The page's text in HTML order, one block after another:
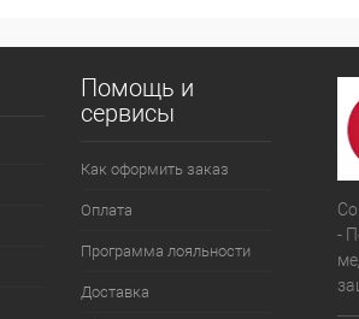
Помощь и
сервисы
Как оформить заказ
Оплата
Программа лояльности
Доставка
-